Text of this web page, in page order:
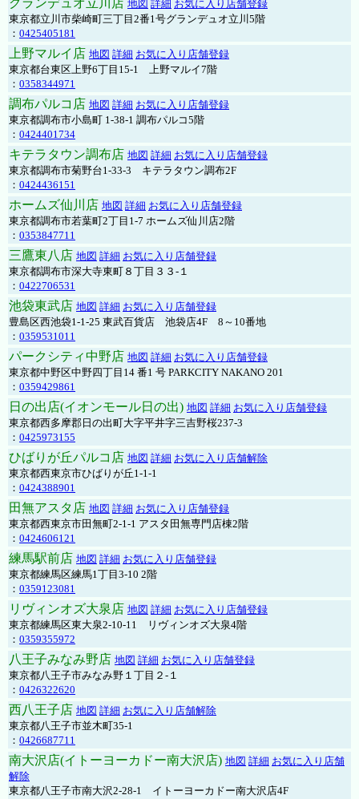
グランデュオ立川店 地図 詳細 お気に入り店舗登録
東京都立川市柴崎町三丁目2番1号グランデュオ立川5階
： 0425405181
上野マルイ店 地図 詳細 お気に入り店舗登録
東京都台東区上野6丁目15-1 上野マルイ7階
： 0358344971
調布パルコ店 地図 詳細 お気に入り店舗登録
東京都調布市小島町 1-38-1 調布パルコ5階
： 0424401734
キテラタウン調布店 地図 詳細 お気に入り店舗登録
東京都調布市菊野台1-33-3 キテラタウン調布2F
： 0424436151
ホームズ仙川店 地図 詳細 お気に入り店舗登録
東京都調布市若葉町2丁目1-7 ホームズ仙川店2階
： 0353847711
三鷹東八店 地図 詳細 お気に入り店舗登録
東京都調布市深大寺東町８丁目３３-１
： 0422706531
池袋東武店 地図 詳細 お気に入り店舗登録
豊島区西池袋1-1-25 東武百貨店 池袋店4F 8～10番地
： 0359531011
パークシティ中野店 地図 詳細 お気に入り店舗登録
東京都中野区中野四丁目14 番1 号 PARKCITY NAKANO 201
： 0359429861
日の出店(イオンモール日の出) 地図 詳細 お気に入り店舗登録
東京都西多摩郡日の出町大字平井字三吉野桜237-3
： 0425973155
ひばりが丘パルコ店 地図 詳細 お気に入り店舗解除
東京都西東京市ひばりが丘1-1-1
： 0424388901
田無アスタ店 地図 詳細 お気に入り店舗登録
東京都西東京市田無町2-1-1 アスタ田無専門店棟2階
： 0424606121
練馬駅前店 地図 詳細 お気に入り店舗登録
東京都練馬区練馬1丁目3-10 2階
： 0359123081
リヴィンオズ大泉店 地図 詳細 お気に入り店舗登録
東京都練馬区東大泉2-10-11 リヴィンオズ大泉4階
： 0359355972
八王子みなみ野店 地図 詳細 お気に入り店舗登録
東京都八王子市みなみ野１丁目２-１
： 0426322620
西八王子店 地図 詳細 お気に入り店舗解除
東京都八王子市並木町35-1
： 0426687711
南大沢店(イトーヨーカドー南大沢店) 地図 詳細 お気に入り店舗
解除
東京都八王子市南大沢2-28-1 イトーヨーカドー南大沢店4F